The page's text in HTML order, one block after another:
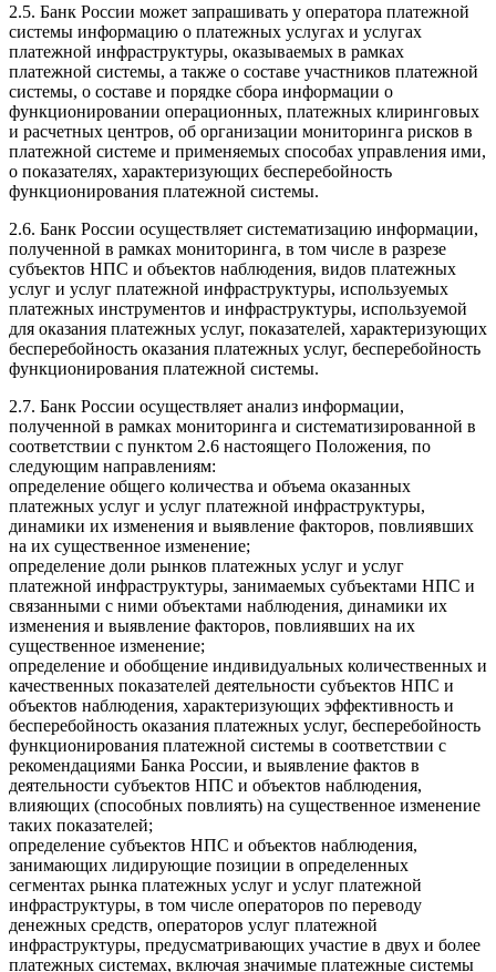
2.5. Банк России может запрашивать у оператора платежной
системы информацию о платежных услугах и услугах
платежной инфраструктуры, оказываемых в рамках
платежной системы, а также о составе участников платежной
системы, о составе и порядке сбора информации о
функционировании операционных, платежных клиринговых
и расчетных центров, об организации мониторинга рисков в
платежной системе и применяемых способах управления ими,
о показателях, характеризующих бесперебойность
функционирования платежной системы.
2.6. Банк России осуществляет систематизацию информации,
полученной в рамках мониторинга, в том числе в разрезе
субъектов НПС и объектов наблюдения, видов платежных
услуг и услуг платежной инфраструктуры, используемых
платежных инструментов и инфраструктуры, используемой
для оказания платежных услуг, показателей, характеризующих
бесперебойность оказания платежных услуг, бесперебойность
функционирования платежной системы.
2.7. Банк России осуществляет анализ информации,
полученной в рамках мониторинга и систематизированной в
соответствии с пунктом 2.6 настоящего Положения, по
следующим направлениям:
определение общего количества и объема оказанных
платежных услуг и услуг платежной инфраструктуры,
динамики их изменения и выявление факторов, повлиявших
на их существенное изменение;
определение доли рынков платежных услуг и услуг
платежной инфраструктуры, занимаемых субъектами НПС и
связанными с ними объектами наблюдения, динамики их
изменения и выявление факторов, повлиявших на их
существенное изменение;
определение и обобщение индивидуальных количественных и
качественных показателей деятельности субъектов НПС и
объектов наблюдения, характеризующих эффективность и
бесперебойность оказания платежных услуг, бесперебойность
функционирования платежной системы в соответствии с
рекомендациями Банка России, и выявление фактов в
деятельности субъектов НПС и объектов наблюдения,
влияющих (способных повлиять) на существенное изменение
таких показателей;
определение субъектов НПС и объектов наблюдения,
занимающих лидирующие позиции в определенных
сегментах рынка платежных услуг и услуг платежной
инфраструктуры, в том числе операторов по переводу
денежных средств, операторов услуг платежной
инфраструктуры, предусматривающих участие в двух и более
платежных системах, включая значимые платежные системы